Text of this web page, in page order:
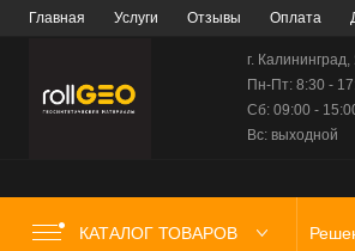
Главная Услуги Отзывы Оплата
г.
Пн-Пт: 8:30 -
Сб: 09:00 -
Вс: выходной
КАТАЛОГ ТОВАРОВ